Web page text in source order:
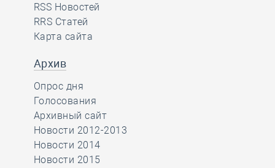
RSS Новостей
RRS Статей
Карта сайта
Архив
Опрос дня
Голосования
Архивный сайт
Новости 2012-2013
Новости 2014
Новости 2015